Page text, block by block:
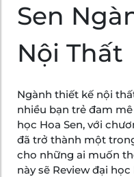
Sen
Nội Thất
Ngành thiết kế nội
nhiều bạn trẻ đam
học Hoa Sen, với
đã trở thành một
cho những ai muốn
này sẽ Review đại